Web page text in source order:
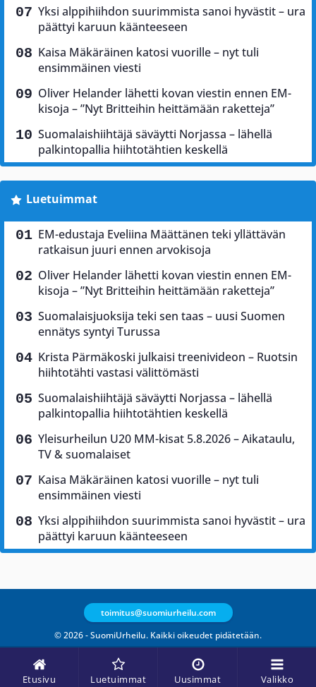
Etusivu Luetuimmat Uusimmat Valikko
Yksi alppihiihdon suurimmista sanoi hyvästit – ura
päättyi karuun käänteeseen
Kaisa Mäkäräinen katosi vuorille – nyt tuli
ensimmäinen viesti
Oliver Helander lähetti kovan viestin ennen EM-
kisoja – ”Nyt Britteihin heittämään raketteja”
Suomalaishiihtäjä säväytti Norjassa – lähellä
palkintopallia hiihtotähtien keskellä
Luetuimmat
EM-edustaja Eveliina Määttänen teki yllättävän
ratkaisun juuri ennen arvokisoja
Oliver Helander lähetti kovan viestin ennen EM-
kisoja – ”Nyt Britteihin heittämään raketteja”
Suomalaisjuoksija teki sen taas – uusi Suomen
ennätys syntyi Turussa
Krista Pärmäkoski julkaisi treenivideon – Ruotsin
hiihtotähti vastasi välittömästi
Suomalaishiihtäjä säväytti Norjassa – lähellä
palkintopallia hiihtotähtien keskellä
Yleisurheilun U20 MM-kisat 5.8.2026 – Aikataulu,
TV & suomalaiset
Kaisa Mäkäräinen katosi vuorille – nyt tuli
ensimmäinen viesti
Yksi alppihiihdon suurimmista sanoi hyvästit – ura
päättyi karuun käänteeseen
© 2026 - SuomiUrheilu. Kaikki oikeudet pidätetään.
toimitus@suomiurheilu.com